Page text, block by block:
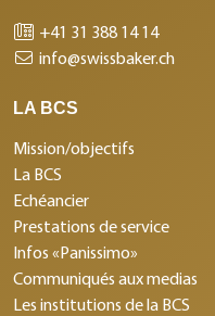
+41 31 388 14 14
info@swissbaker.ch
LA BCS
Mission/objectifs
La BCS
Echéancier
Prestations de service
Infos «Panissimo»
Communiqués aux medias
Les institutions de la BCS